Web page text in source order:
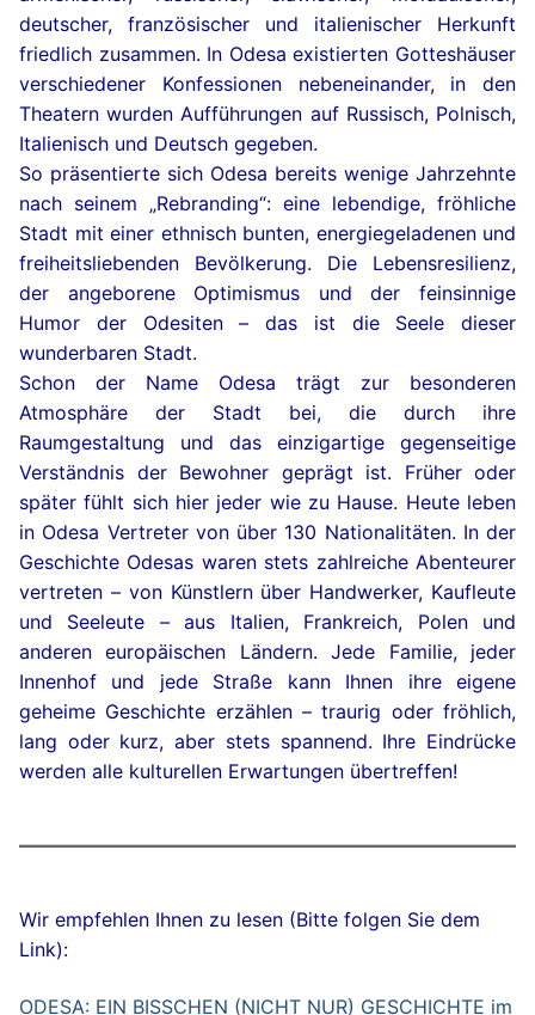
deutscher, französischer und italienischer Herkunft
friedlich zusammen. In Odesa existierten Gotteshäuser
verschiedener Konfessionen nebeneinander, in den
Theatern wurden Aufführungen auf Russisch, Polnisch,
Italienisch und Deutsch gegeben.
So präsentierte sich Odesa bereits wenige Jahrzehnte
nach seinem „Rebranding“: eine lebendige, fröhliche
Stadt mit einer ethnisch bunten, energiegeladenen und
freiheitsliebenden Bevölkerung. Die Lebensresilienz,
der angeborene Optimismus und der feinsinnige
Humor der Odesiten – das ist die Seele dieser
wunderbaren Stadt.
Schon der Name Odesa trägt zur besonderen
Atmosphäre der Stadt bei, die durch ihre
Raumgestaltung und das einzigartige gegenseitige
Verständnis der Bewohner geprägt ist. Früher oder
später fühlt sich hier jeder wie zu Hause. Heute leben
in Odesa Vertreter von über 130 Nationalitäten. In der
Geschichte Odesas waren stets zahlreiche Abenteurer
vertreten – von Künstlern über Handwerker, Kaufleute
und Seeleute – aus Italien, Frankreich, Polen und
anderen europäischen Ländern. Jede Familie, jeder
Innenhof und jede Straße kann Ihnen ihre eigene
geheime Geschichte erzählen – traurig oder fröhlich,
lang oder kurz, aber stets spannend. Ihre Eindrücke
werden alle kulturellen Erwartungen übertreffen!
Wir empfehlen Ihnen zu lesen (Bitte folgen Sie dem
Link):
ODESA: EIN BISSCHEN (NICHT NUR) GESCHICHTE im